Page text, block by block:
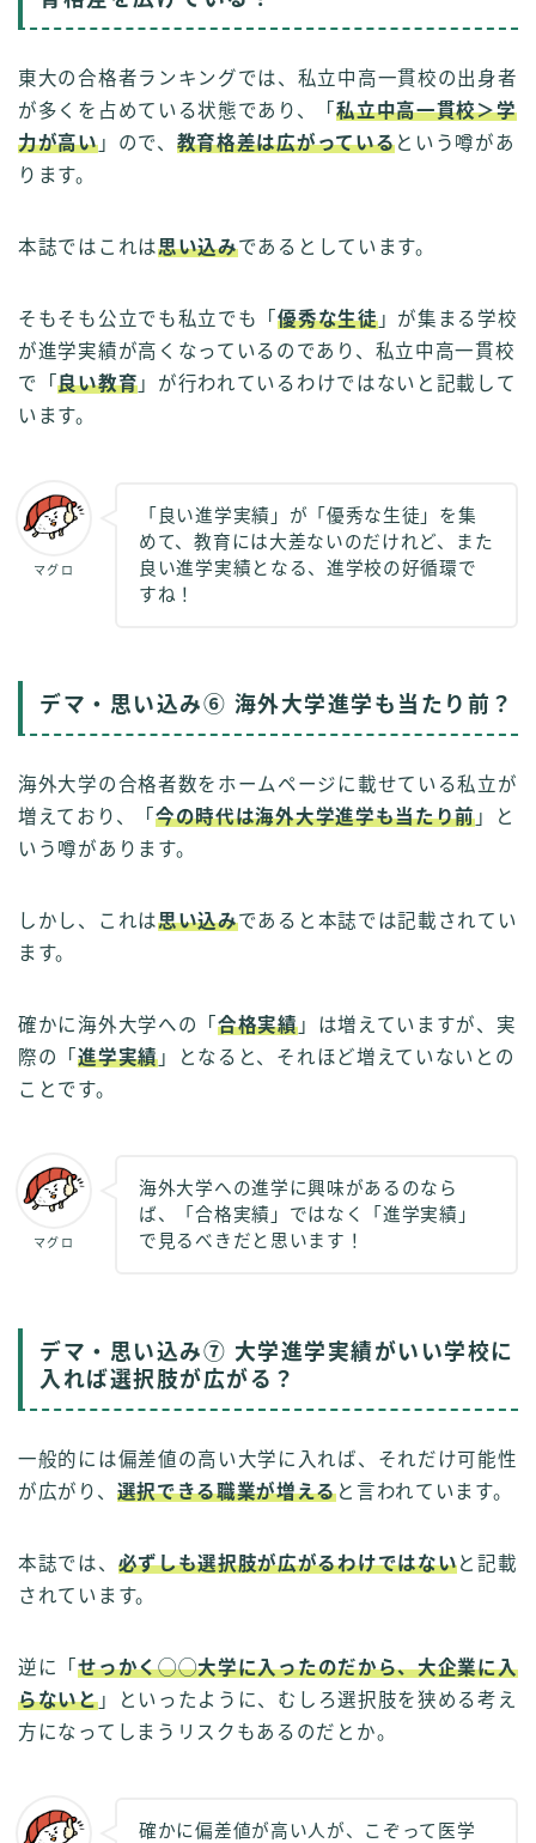
東大の合格者ランキングでは、私立中高一貫校の出身者
が多くを占めている状態であり、「私立中高一貫校＞学
力が高い」ので、 教育格差は広がっているという噂があ
ります。
本誌ではこれは思い込みであるとしています。
そもそも公立でも私立でも「優秀な生徒」が集まる学校
が進学実績が高くなっているのであり、私立中高一貫校
で「良い教育 」が行われているわけではないと記載して
います。
マグロ
「良い進学実績」が「優秀な生徒」を集
めて、教育には大差ないのだけれど、また
良い進学実績となる、進学校の好循環で
すね！
デマ・思い込み⑥ 海外大学進学も当たり前？
海外大学の合格者数をホームページに載せている私立が
増えており、「 今の時代は海外大学進学も当たり前 」と
いう噂があります。
しかし、これは思い込みであると本誌では記載されてい
ます。
確かに海外大学への「 合格実績」は増えていますが、実
際の「進学実績」となると、それほど増えていないとの
ことです。
マグロ
海外大学への進学に興味があるのなら
ば、「合格実績」ではなく「進学実績」
で見るべきだと思います！
デマ・思い込み⑦ 大学進学実績がいい学校に
入れば選択肢が広がる？
一般的には偏差値の高い大学に入れば、それだけ可能性
が広がり、 選択できる職業が増えると言われています。
本誌では、 必ずしも選択肢が広がるわけではないと記載
されています。
逆に「せっかく◯◯大学に入ったのだから、大企業に入
らないと」といったように、むしろ選択肢を狭める考え
方になってしまうリスクもあるのだとか。
確かに偏差値が高い人が、こぞって医学